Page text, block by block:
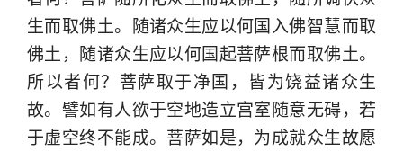
生而取佛土。随诸众生应以何国入佛智慧而取
佛土，随诸众生应以何国起菩萨根而取佛土。
所以者何？菩萨取于净国，皆为饶益诸众生
故。譬如有人欲于空地造立宫室随意无碍，若
于虚空终不能成。菩萨如是，为成就众生故愿